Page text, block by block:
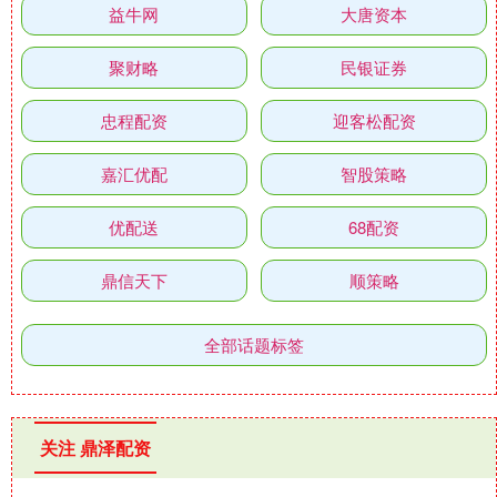
益牛网 大唐资本
聚财略 民银证券
忠程配资 迎客松配资
嘉汇优配 智股策略
优配送 68配资
鼎信天下 顺策略
全部话题标签
关注 鼎泽配资